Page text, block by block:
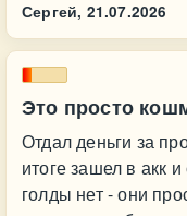
Сергей, 21.07.2026
Это просто
Отдал деньги за
итоге зашел в акк
голды нет - они